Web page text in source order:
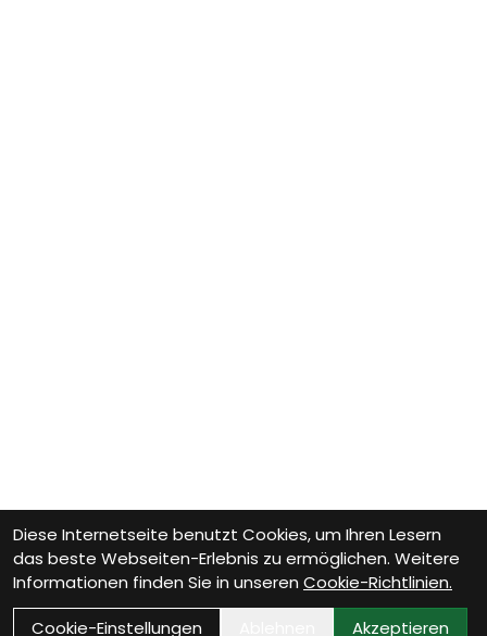
Diese Internetseite benutzt Cookies, um Ihren Lesern
das beste Webseiten-Erlebnis zu ermöglichen. Weitere
Informationen finden Sie in unseren Cookie-Richtlinien.
Cookie-Einstellungen
Akzeptieren